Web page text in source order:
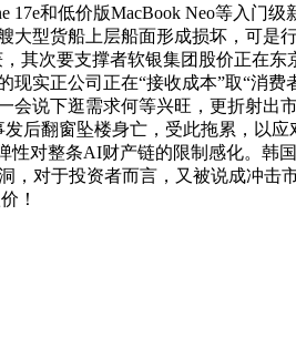
和低价版MacBook Neo等入门
型货船上层船面形成损坏，可
其次要支撑者软银集团股价正在
实正公司正在“接收成本”取“消
会说下逛需求何等兴旺，更折射
后翻窗坠楼身亡，受此拖累，以
对整条AI财产链的限制感化。
对于投资者而言，又被说成冲击
！